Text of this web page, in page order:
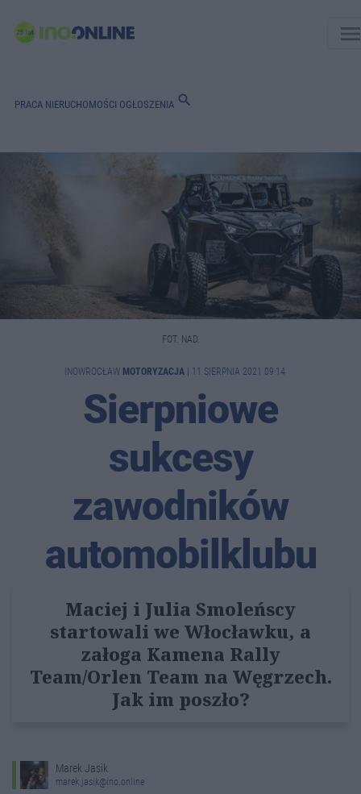
PRACA NIERUCHOMOŚCI OGŁOSZENIA search
FOT. NAD.
INOWROCŁAW MOTORYZACJA 11 SIERPNIA 2021 09:14
Sierpniowe
sukcesy
zawodników
automobilklubu
Maciej i Julia Smoleńscy
startowali we Włocławku, a
załoga Kamena Rally
Team/Orlen Team na Węgrzech.
Jak im poszło?
Marek Jasik
marek.jasik@ino.online